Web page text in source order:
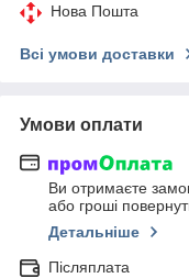
Нова Пошта
Всі умови доставки
Умови оплати
Ви отримаєте
або гроші
Детальніше
Післяплата